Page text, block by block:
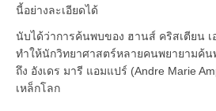
นี้อย่างละเอียดได้
นับได้ว่าการค้นพบของ ฮานส์ คริสเตียน เ
ทำให้นักวิทยาศาสตร์หลายคนพยายามค้น
ถึง อังเดร มารี แอมแปร์ (Andre Marie
เหล็กโลก